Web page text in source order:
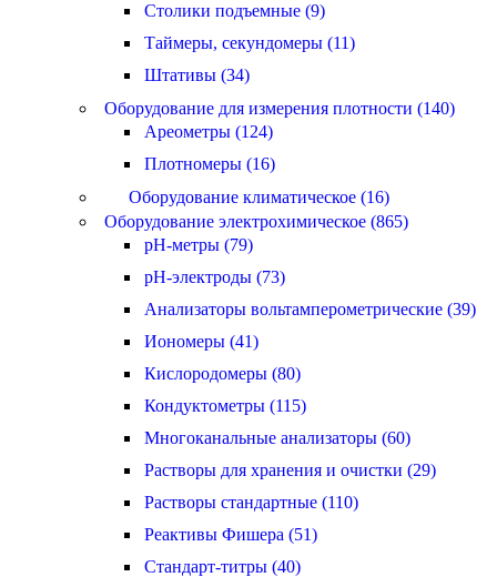
Столики подъемные (9)
Таймеры, секундомеры (11)
Штативы (34)
Оборудование для измерения плотности (140)
Ареометры (124)
Плотномеры (16)
Оборудование климатическое (16)
Оборудование электрохимическое (865)
pH-метры (79)
pH-электроды (73)
Анализаторы вольтамперометрические (39)
Иономеры (41)
Кислородомеры (80)
Кондуктометры (115)
Многоканальные анализаторы (60)
Растворы для хранения и очистки (29)
Растворы стандартные (110)
Реактивы Фишера (51)
Стандарт-титры (40)